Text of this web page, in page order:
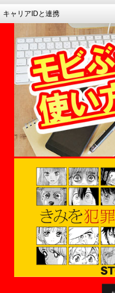
キャリアIDと連携